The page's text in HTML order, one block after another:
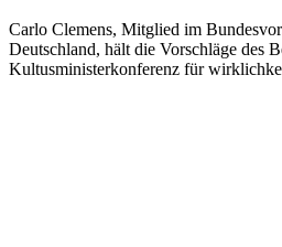
Carlo Clemens, Mitglied im
Deutschland, hält die Vorschläge des
Kultusministerkonferenz für